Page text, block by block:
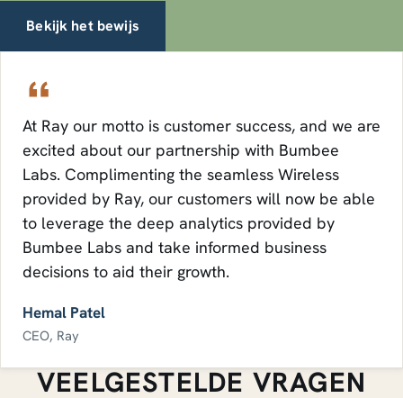
Bekijk het bewijs
At Ray our motto is customer success, and we are
excited about our partnership with Bumbee
Labs. Complimenting the seamless Wireless
provided by Ray, our customers will now be able
to leverage the deep analytics provided by
Bumbee Labs and take informed business
decisions to aid their growth.
Hemal Patel
CEO, Ray
VEELGESTELDE VRAGEN